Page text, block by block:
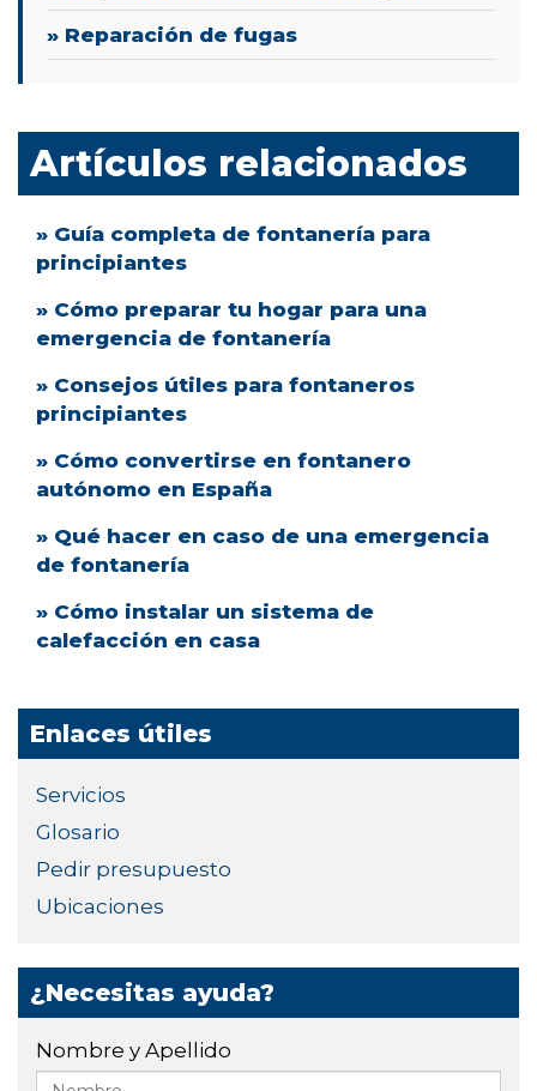
» Reparación de fugas
Artículos relacionados
» Guía completa de fontanería para
principiantes
» Cómo preparar tu hogar para una
emergencia de fontanería
» Consejos útiles para fontaneros
principiantes
» Cómo convertirse en fontanero
autónomo en España
» Qué hacer en caso de una emergencia
de fontanería
» Cómo instalar un sistema de
calefacción en casa
Enlaces útiles
Servicios
Glosario
Pedir presupuesto
Ubicaciones
¿Necesitas ayuda?
Nombre y Apellido